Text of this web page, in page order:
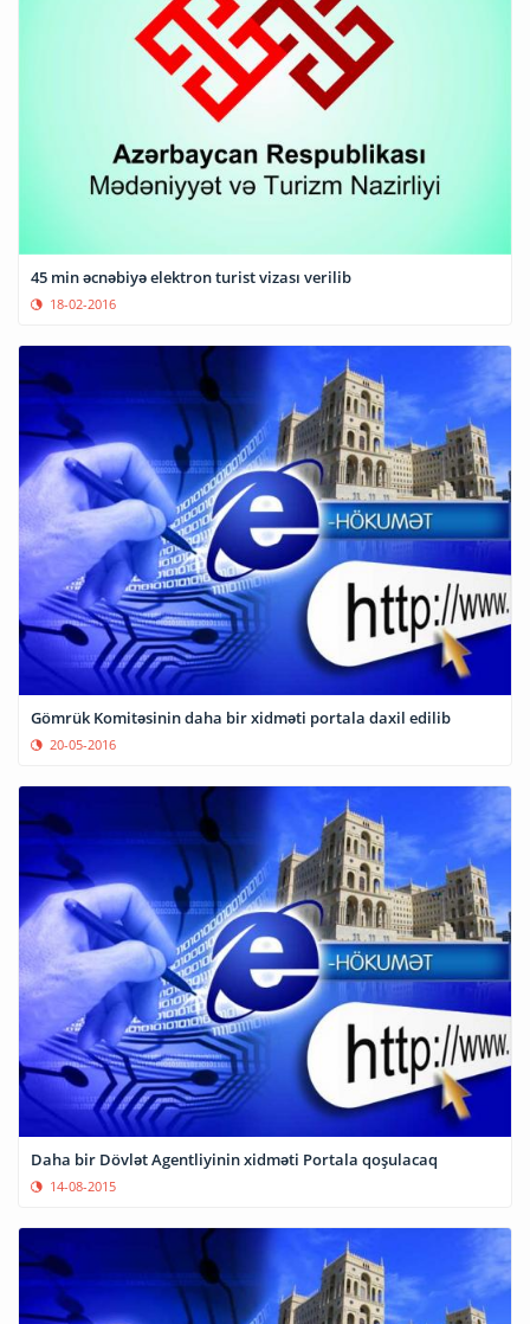
45 min əcnəbiyə elektron turist vizası verilib
18-02-2016
Gömrük Komitəsinin daha bir xidməti portala daxil edilib
20-05-2016
Daha bir Dövlət Agentliyinin xidməti Portala qoşulacaq
14-08-2015